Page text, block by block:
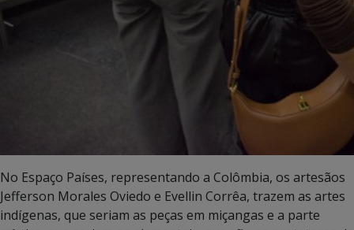
No Espaço Países, representando a Colômbia, os artesãos
Jefferson Morales Oviedo e Evellin Corrêa, trazem as artes
indígenas, que seriam as peças em miçangas e a parte